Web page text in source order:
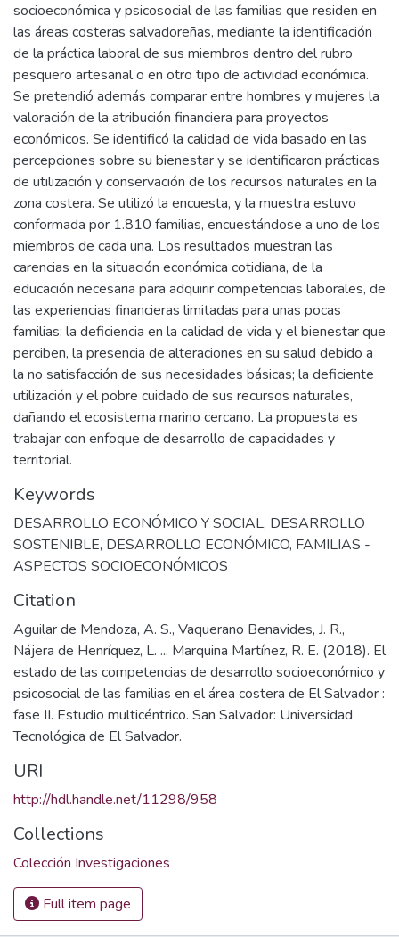
socioeconómica y psicosocial de las familias que residen en
las áreas costeras salvadoreñas, mediante la identificación
de la práctica laboral de sus miembros dentro del rubro
pesquero artesanal o en otro tipo de actividad económica.
Se pretendió además comparar entre hombres y mujeres la
valoración de la atribución financiera para proyectos
económicos. Se identificó la calidad de vida basado en las
percepciones sobre su bienestar y se identificaron prácticas
de utilización y conservación de los recursos naturales en la
zona costera. Se utilizó la encuesta, y la muestra estuvo
conformada por 1.810 familias, encuestándose a uno de los
miembros de cada una. Los resultados muestran las
carencias en la situación económica cotidiana, de la
educación necesaria para adquirir competencias laborales, de
las experiencias financieras limitadas para unas pocas
familias; la deficiencia en la calidad de vida y el bienestar que
perciben, la presencia de alteraciones en su salud debido a
la no satisfacción de sus necesidades básicas; la deficiente
utilización y el pobre cuidado de sus recursos naturales,
dañando el ecosistema marino cercano. La propuesta es
trabajar con enfoque de desarrollo de capacidades y
territorial.
Keywords
DESARROLLO ECONÓMICO Y SOCIAL, DESARROLLO
SOSTENIBLE, DESARROLLO ECONÓMICO, FAMILIAS -
ASPECTOS SOCIOECONÓMICOS
Citation
Aguilar de Mendoza, A. S., Vaquerano Benavides, J. R.,
Nájera de Henríquez, L. ... Marquina Martínez, R. E. (2018). El
estado de las competencias de desarrollo socioeconómico y
psicosocial de las familias en el área costera de El Salvador :
fase II. Estudio multicéntrico. San Salvador: Universidad
Tecnológica de El Salvador.
URI
http://hdl.handle.net/11298/958
Collections
Colección Investigaciones
Full item page